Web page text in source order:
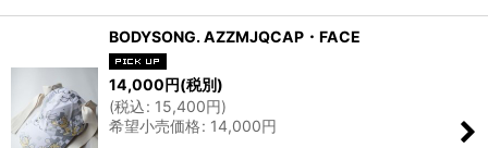
BODYSONG. AZZMJQCAP・FACE
14,000円(税別)
(税込: 15,400円)
希望小売価格: 14,000円